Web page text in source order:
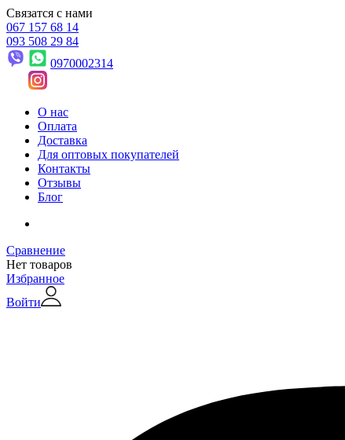
Связатся с нами
067 157 68 14
093 508 29 84
0970002314
О нас
Оплата
Доставка
Для оптовых покупателей
Контакты
Отзывы
Блог
Сравнение
Нет товаров
Избранное
Войти